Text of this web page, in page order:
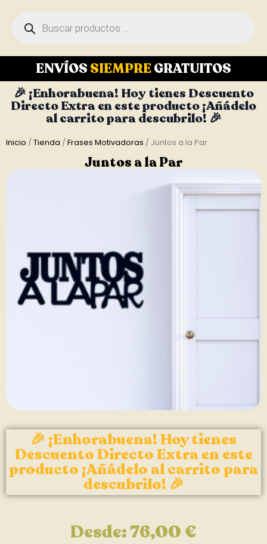
ENVÍOS SIEMPREGRATUITOS
🎉 ¡Enhorabuena! Hoy tienes Descuento
Directo Extra en este producto ¡Añádelo
al carrito para descubrilo! 🎉
Inicio /Tienda /Frases Motivadoras / Juntos a la Par
Juntos a la Par
🎉 ¡Enhorabuena! Hoy tienes
Descuento Directo Extra en este
producto ¡Añádelo al carrito para
descubrilo! 🎉
Desde:76,00€